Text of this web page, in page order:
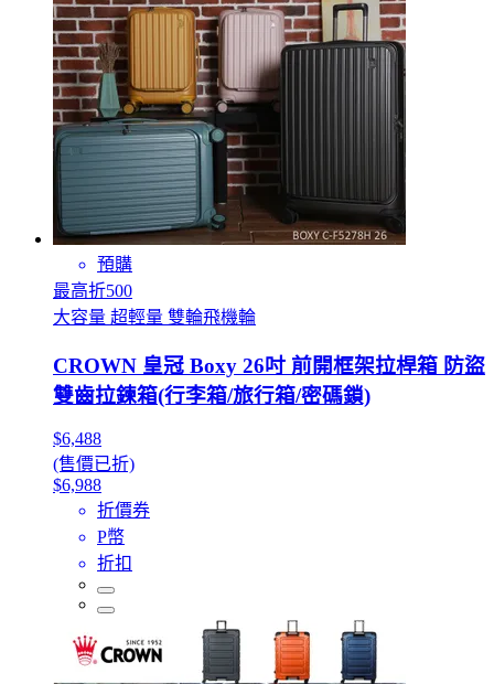
預購
最高折500
大容量 超輕量 雙輪飛機輪
CROWN 皇冠 Boxy 26吋 前開框架拉桿箱 防盜
雙齒拉鍊箱(行李箱/旅行箱/密碼鎖)
$6,488
(售價已折)
$6,988
折價券
P幣
折扣